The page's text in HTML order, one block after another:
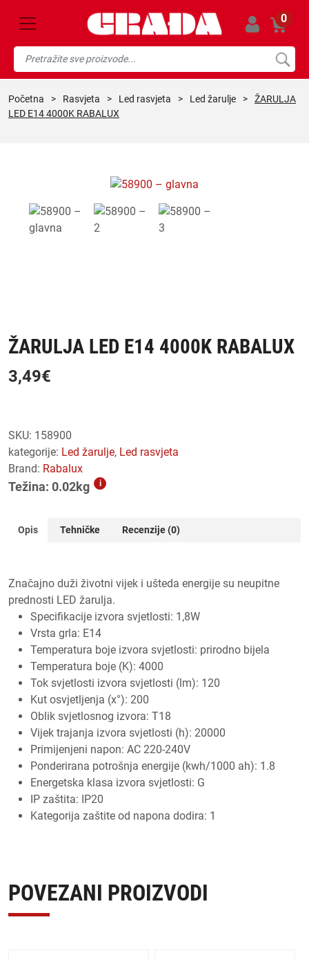
0
početna > rasvjeta > led rasvjeta > led žarulje >
ŽARULJA
LED E14 4000K RABALUX
ŽARULJA LED E14 4000K RABALUX
3,49€
SKU: 158900
kategorije:
led žarulje,
led rasvjeta
Brand: Rabalux
Težina: 0.02kg i
Opis Tehničke Recenzije (0)
Značajno duži životni vijek i ušteda energije su neupitne
prednosti LED žarulja.
Specifikacije izvora svjetlosti: 1,8W
Vrsta grla: E14
Temperatura boje izvora svjetlosti: prirodno bijela
Temperatura boje (K): 4000
Tok svjetlosti izvora svjetlosti (lm): 120
Kut osvjetljenja (x°): 200
Oblik svjetlosnog izvora: T18
Vijek trajanja izvora svjetlosti (h): 20000
Primijenjeni napon: AC 220-240V
Ponderirana potrošnja energije (kwh/1000 ah): 1.8
Energetska klasa izvora svjetlosti: G
IP zaštita: IP20
Kategorija zaštite od napona dodira: 1
POVEZANI PROIZVODI